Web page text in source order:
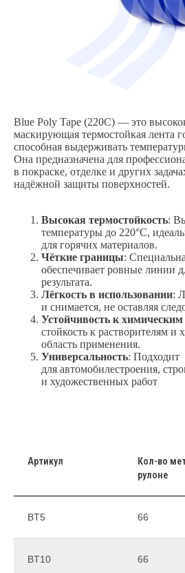
Blue Poly Tape (220C) — это
маскирующая термостойкая лента
способная выдерживать
Она предназначена для
в покраске, отделке и других
надёжной защиты поверхностей.
Высокая термостойкость:
температуры до 220°C,
для горячих материалов.
Чёткие границы:
обеспечивает ровные линии
результата.
Лёгкость в использовании:
и снимается, не оставляя
Устойчивость к
стойкость к растворителям и
область применения.
Универсальность: Подходит
для автомобилестроения,
и художественных работ
Артикул
Кол-во
рулоне
ВT5 66
ВT10 66
Наш сервис
10 минут от заявки до